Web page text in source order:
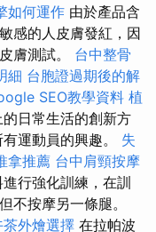
如何運作 由於產品含
感的人皮膚發紅，因
膚測試。 台中整骨
細 台胞證過期後的解
SEO教學資料 植
日常生活的創新方
運動員的興趣。 失
拿推薦 台中肩頸按摩
行強化訓練，在訓
不按摩另一條腿。
外燴選擇 在拉帕波